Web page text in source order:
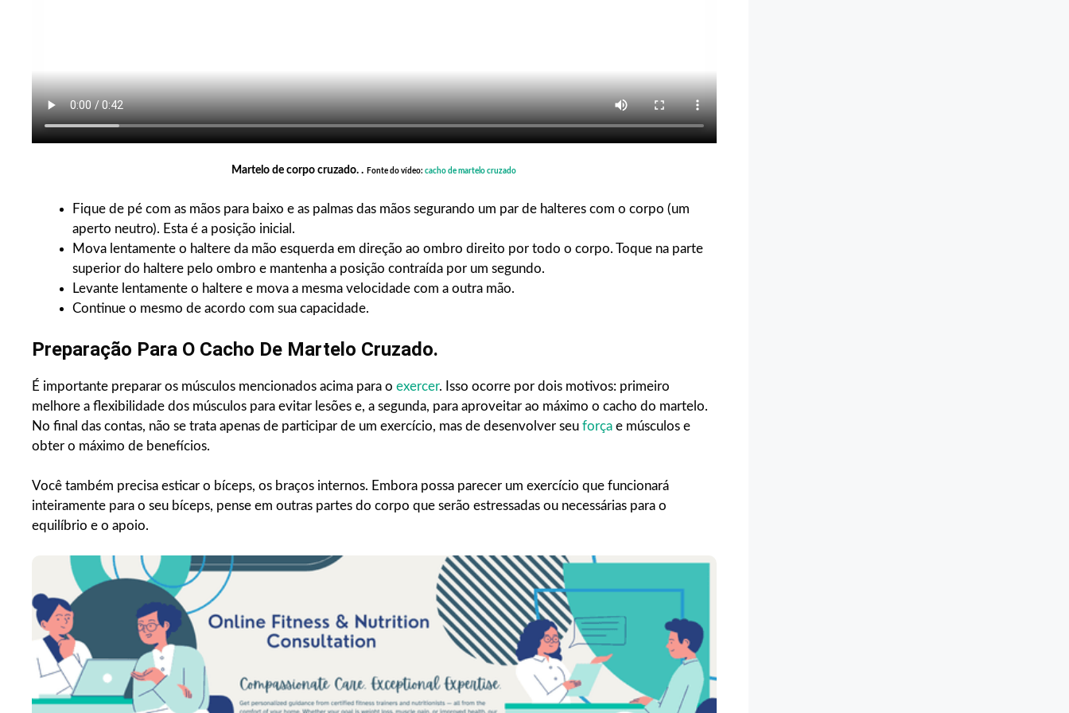
Martelo de corpo cruzado. . Fonte do vídeo:cacho de martelo cruzado
Fique de pé com as mãos para baixo e as palmas das mãos segurando um par de halteres com o corpo (um
aperto neutro). Esta é a posição inicial.
Mova lentamente o haltere da mão esquerda em direção ao ombro direito por todo o corpo. Toque na parte
superior do haltere pelo ombro e mantenha a posição contraída por um segundo.
Levante lentamente o haltere e mova a mesma velocidade com a outra mão.
Continue o mesmo de acordo com sua capacidade.
Preparação Para O Cacho De Martelo Cruzado.
É importante preparar os músculos mencionados acima para o exercer. Isso ocorre por dois motivos: primeiro
melhore a flexibilidade dos músculos para evitar lesões e, a segunda, para aproveitar ao máximo o cacho do martelo.
No final das contas, não se trata apenas de participar de um exercício, mas de desenvolver seu força e músculos e
obter o máximo de benefícios.
Você também precisa esticar o bíceps, os braços internos. Embora possa parecer um exercício que funcionará
inteiramente para o seu bíceps, pense em outras partes do corpo que serão estressadas ou necessárias para o
equilíbrio e o apoio.